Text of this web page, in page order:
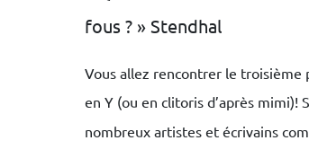
fous ? » Stendhal
Vous allez rencontrer le troisième
en Y (ou en clitoris d’après mimi)!
nombreux artistes et écrivains